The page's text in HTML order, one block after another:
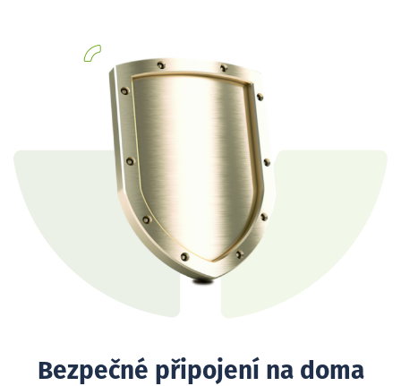
Bezpečné připojení na doma